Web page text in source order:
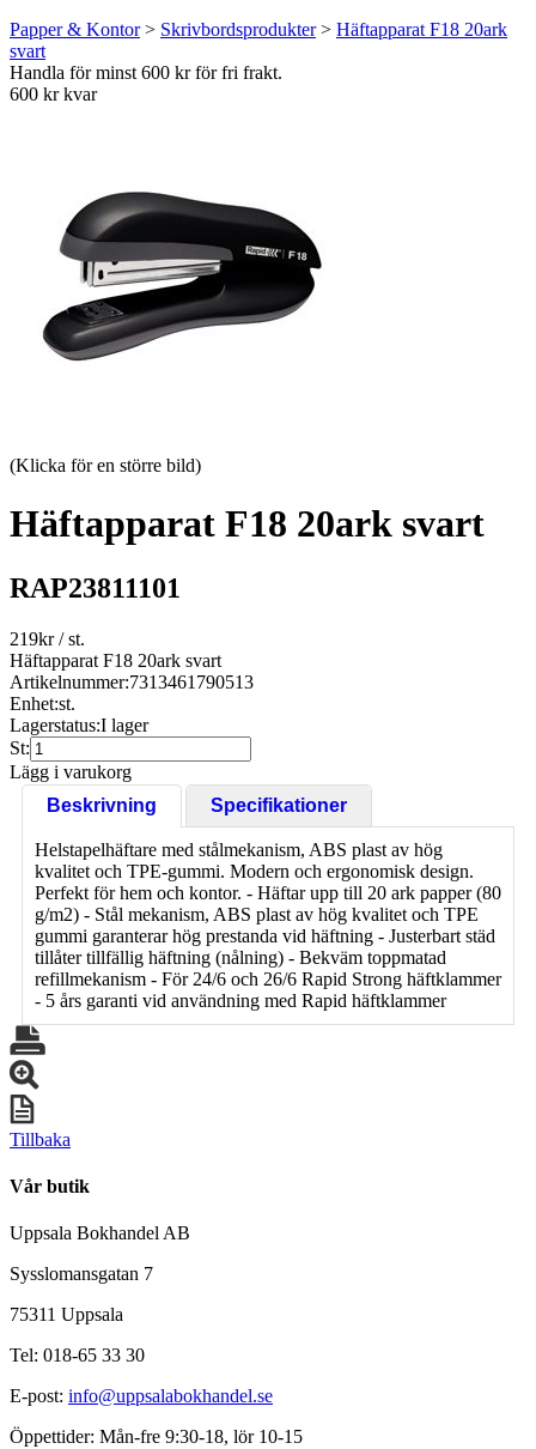
Papper & Kontor> Skrivbordsprodukter> Häftapparat F18 20ark
svart
Handla för minst 600 kr för fri frakt.
600 kr kvar
(Klicka för en större bild)
Häftapparat F18 20ark svart
RAP23811101
219kr/ st.
Häftapparat F18 20ark svart
Artikelnummer:7313461790513
Enhet:st.
Lagerstatus:I lager
St:
Lägg i varukorg
Beskrivning
Specifikationer
Helstapelhäftare med stålmekanism, ABS plast av hög
kvalitet och TPE-gummi. Modern och ergonomisk design.
Perfekt för hem och kontor. - Häftar upp till 20 ark papper (80
g/m2) - Stål mekanism, ABS plast av hög kvalitet och TPE
gummi garanterar hög prestanda vid häftning - Justerbart städ
tillåter tillfällig häftning (nålning) - Bekväm toppmatad
refillmekanism - För 24/6 och 26/6 Rapid Strong häftklammer
- 5 års garanti vid användning med Rapid häftklammer
Tillbaka
Vår butik
Uppsala Bokhandel AB
Sysslomansgatan 7
75311 Uppsala
Tel: 018-65 33 30
E-post: info@uppsalabokhandel.se
Öppettider: Mån-fre 9:30-18, lör 10-15